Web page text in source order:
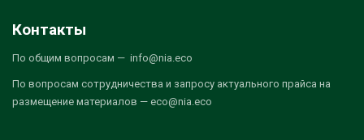
Контакты
По общим вопросам — info@nia.eco
По вопросам сотрудничества и запросу актуального прайса на
размещение материалов — eco@nia.eco